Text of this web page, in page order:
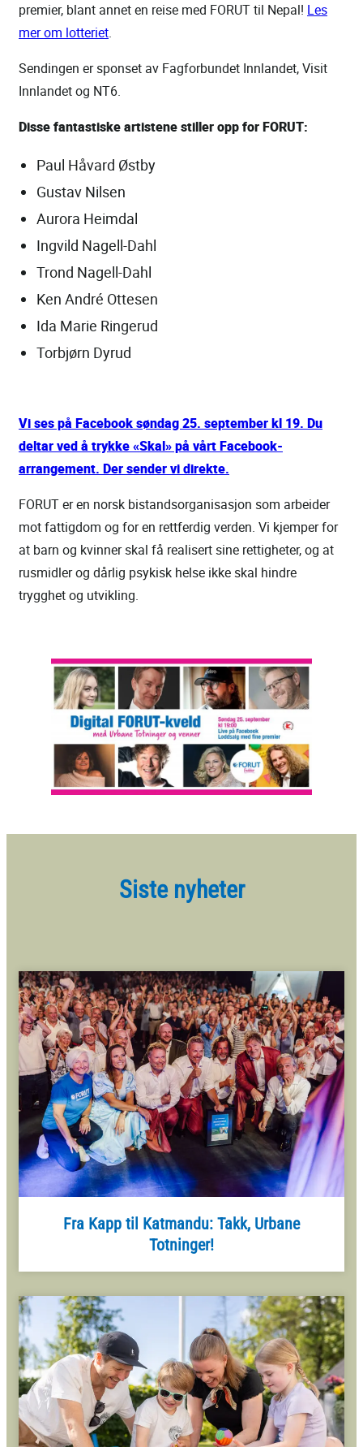
premier, blant annet en reise med FORUT til Nepal! Les
mer om lotteriet.
Sendingen er sponset av Fagforbundet Innlandet, Visit
Innlandet og NT6.
Disse fantastiske artistene stiller opp for FORUT:
Paul Håvard Østby
Gustav Nilsen
Aurora Heimdal
Ingvild Nagell-Dahl
Trond Nagell-Dahl
Ken André Ottesen
Ida Marie Ringerud
Torbjørn Dyrud
Vi ses på Facebook søndag 25. september kl 19. Du
deltar ved å trykke «Skal» på vårt Facebook-
arrangement. Der sender vi direkte.
FORUT er en norsk bistandsorganisasjon som arbeider
mot fattigdom og for en rettferdig verden. Vi kjemper for
at barn og kvinner skal få realisert sine rettigheter, og at
rusmidler og dårlig psykisk helse ikke skal hindre
trygghet og utvikling.
Siste nyheter
Fra Kapp til Katmandu: Takk, Urbane
Totninger!